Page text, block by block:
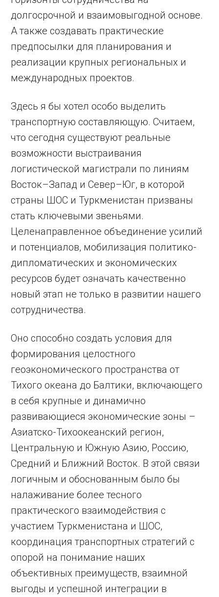
долгосрочной и взаимовыгодной основе.
А также создавать практические
предпосылки для планирования и
реализации крупных региональных и
международных проектов.
Здесь я бы хотел особо выделить
транспортную составляющую. Считаем,
что сегодня существуют реальные
возможности выстраивания
логистической магистрали по линиям
Восток–Запад и Север–Юг, в которой
страны ШОС и Туркменистан призваны
стать ключевыми звеньями.
Целенаправленное объединение усилий
и потенциалов, мобилизация политико-
дипломатических и экономических
ресурсов будет означать качественно
новый этап не только в развитии нашего
сотрудничества.
Оно способно создать условия для
формирования целостного
геоэкономического пространства от
Тихого океана до Балтики, включающего
в себя крупные и динамично
развивающиеся экономические зоны –
Азиатско-Тихоокеанский регион,
Центральную и Южную Азию, Россию,
Средний и Ближний Восток. В этой связи
логичным и обоснованным было бы
налаживание более тесного
практического взаимодействия с
участием Туркменистана и ШОС,
координация транспортных стратегий с
опорой на понимание наших
объективных преимуществ, взаимной
выгоды и успешной интеграции в